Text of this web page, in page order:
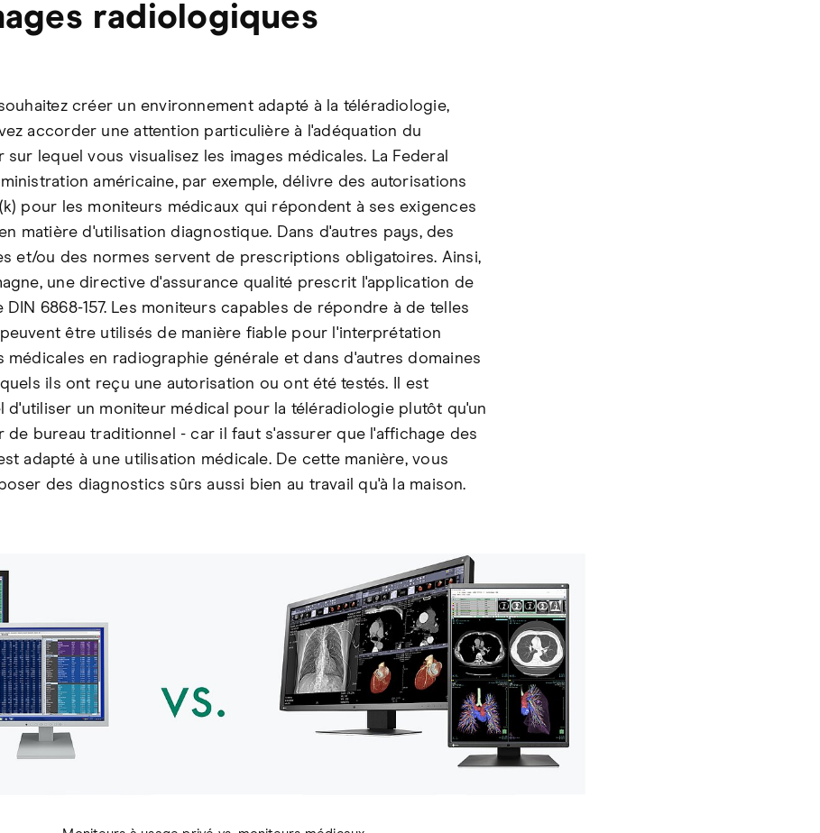
radiologiques
créer un environnement adapté à la téléradiologie,
accorder une attention particulière à l'adéquation du
sur lequel vous visualisez les images médicales. La Federal
américaine, par exemple, délivre des autorisations
pour les moniteurs médicaux qui répondent à ses exigences
matière d'utilisation diagnostique. Dans d'autres pays, des
et/ou des normes servent de prescriptions obligatoires. Ainsi,
une directive d'assurance qualité prescrit l'application de
DIN 6868-157. Les moniteurs capables de répondre à de telles
être utilisés de manière fiable pour l'interprétation
médicales en radiographie générale et dans d'autres domaines
ils ont reçu une autorisation ou ont été testés. Il est
d'utiliser un moniteur médical pour la téléradiologie plutôt qu'un
de bureau traditionnel - car il faut s'assurer que l'affichage des
adapté à une utilisation médicale. De cette manière, vous
des diagnostics sûrs aussi bien au travail qu'à la maison.